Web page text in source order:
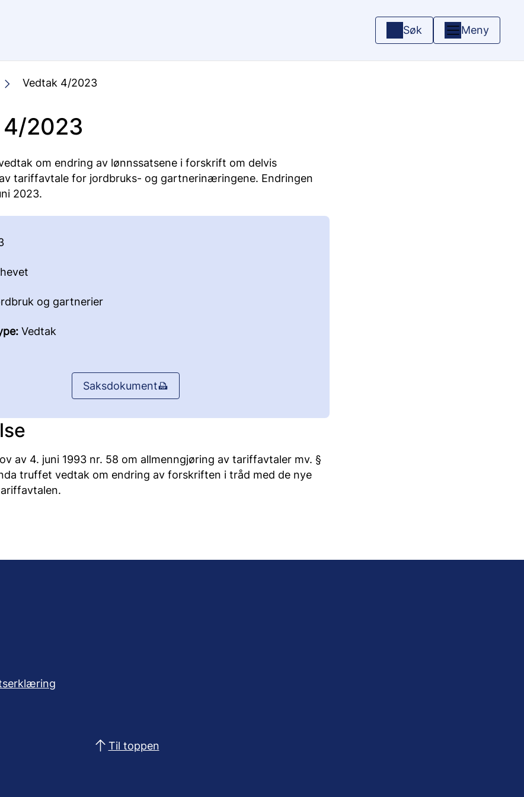
Søk Meny
Vedtak 4/2023
2023
om endring av lønnssatsene i forskrift om delvis
tariffavtale for jordbruks- og gartnerinæringene. Endringen
2023.
og gartnerier
Vedtak
Saksdokument
av 4. juni 1993 nr. 58 om allmenngjøring av tariffavtaler mv. §
truffet vedtak om endring av forskriften i tråd med de nye
Til toppen